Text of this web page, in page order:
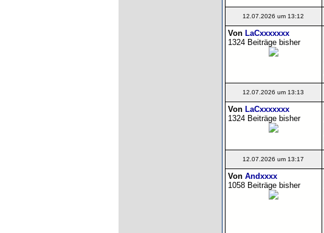
12.07.2026 um 13:12
Von LaCxxxxxxx
1324 Beiträge bisher
12.07.2026 um 13:13
Von LaCxxxxxxx
1324 Beiträge bisher
12.07.2026 um 13:17
Von Andxxxx
1058 Beiträge bisher